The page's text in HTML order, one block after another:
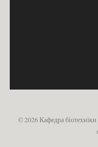
© 2026 Кафедра